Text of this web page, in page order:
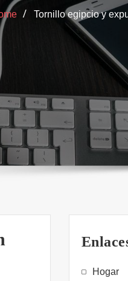
Tornillo egipcio y
Hogar